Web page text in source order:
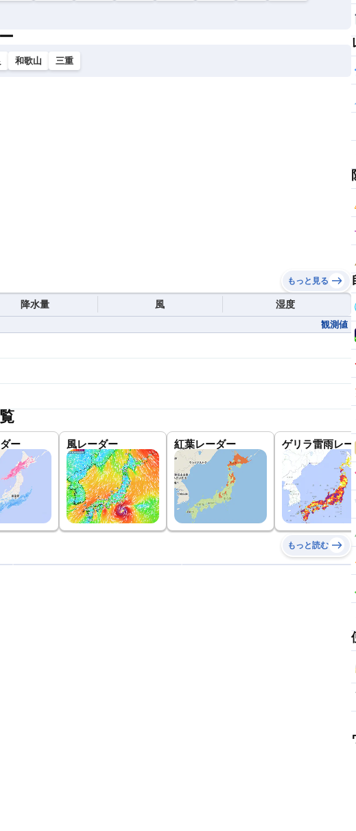
和歌山 三重
もっと見る
降水量 風 湿度
観測値
ー 風レーダー 紅葉レーダー ゲリラ雷雨レ
もっと読む